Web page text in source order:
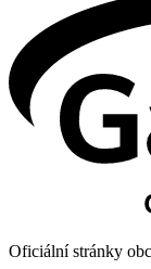
Oficiální stránky